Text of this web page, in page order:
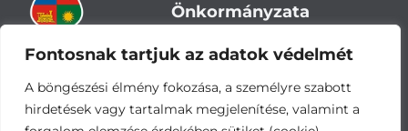
Fontosnak tartjuk az adatok védelmét
A böngészési élmény fokozása, a személyre szabott
hirdetések vagy tartalmak megjelenítése, valamint a
Önkormányzata
Cím:5743 Lőkösháza, Eleki út 28.
Központi telefonszám:+36 66 244-244
E-mail: titkarsag@lokoshaza.hu
Hivatali Kapu: JZO28